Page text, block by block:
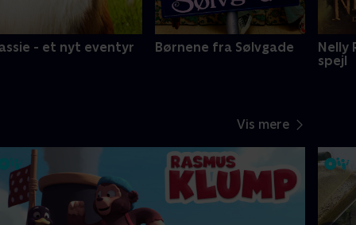
- et nyt eventyr Børnene fra Sølvgade
Nelly
spejl
Vis mere